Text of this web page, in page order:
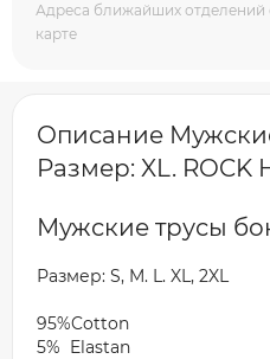
Адреса ближайших отделений
карте
Описание
Размер: XL. ROCK
Мужские трусы
Размер: S, M. L. XL, 2XL
95%Cotton
5% Elastan